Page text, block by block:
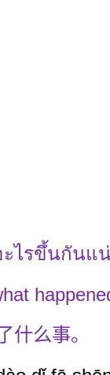
ะไรขึ้นกันแ
什么事。